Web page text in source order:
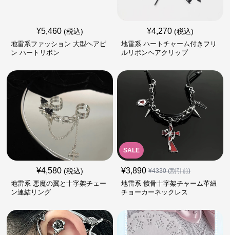
¥5,460 (税込)
地雷系ファッション 大型ヘアピ
ン ハートリボン
¥4,270 (税込)
地雷系 ハートチャーム付きフリ
ルリボンヘアクリップ
¥4,580 (税込)
地雷系 悪魔の翼と十字架チェー
ン連結リング
SALE
¥3,890 ¥4330(割引前)
地雷系 骸骨十字架チャーム革紐
チョーカーネックレス